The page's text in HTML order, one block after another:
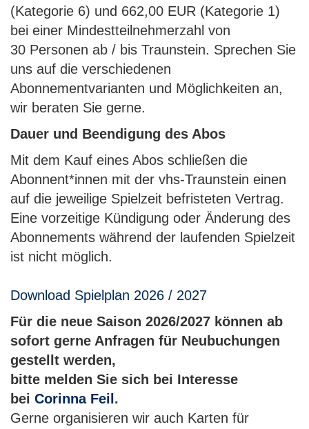
(Kategorie 6) und 662,00 EUR (Kategorie 1)
bei einer Mindestteilnehmerzahl von
30 Personen ab / bis Traunstein. Sprechen Sie
uns auf die verschiedenen
Abonnementvarianten und Möglichkeiten an,
wir beraten Sie gerne.
Dauer und Beendigung des Abos
Mit dem Kauf eines Abos schließen die
Abonnent*innen mit der vhs-Traunstein einen
auf die jeweilige Spielzeit befristeten Vertrag.
Eine vorzeitige Kündigung oder Änderung des
Abonnements während der laufenden Spielzeit
ist nicht möglich.
Download Spielplan 2026 / 2027
Für die neue Saison 2026/2027 können ab
sofort gerne Anfragen für Neubuchungen
gestellt werden,
bitte melden Sie sich bei Interesse
bei Corinna Feil .
Gerne organisieren wir auch Karten für